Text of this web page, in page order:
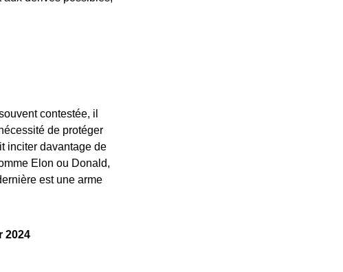
contestée, il
de protéger
inciter davantage de
Elon ou Donald,
est une arme
2024